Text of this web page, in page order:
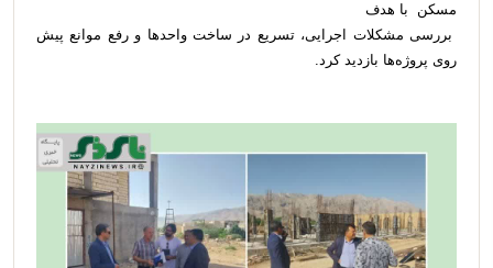
مسکن با هدف
بررسی مشکلات اجرایی، تسریع در ساخت واحدها و رفع موانع پیش
روی پروژه‌ها بازدید کرد.